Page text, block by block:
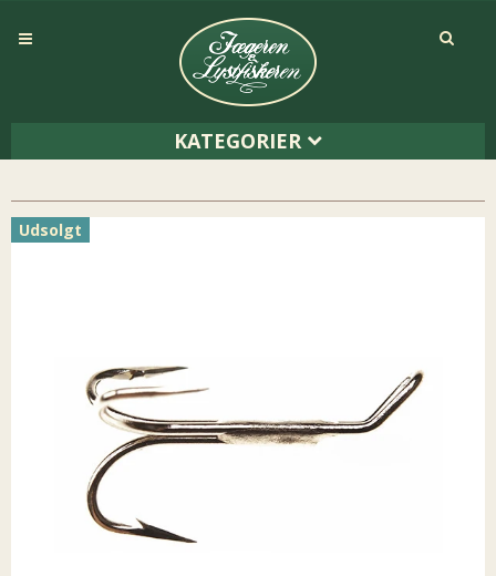
KATEGORIER
Udsolgt